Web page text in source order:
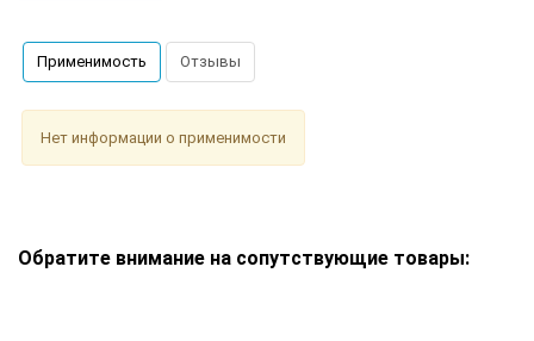
Применимость Отзывы
Нет информации о применимости
Обратите внимание на сопутствующие товары: